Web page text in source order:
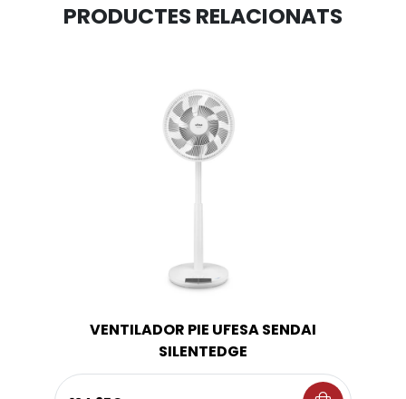
PRODUCTES RELACIONATS
VENTILADOR PIE UFESA SENDAI
SILENTEDGE